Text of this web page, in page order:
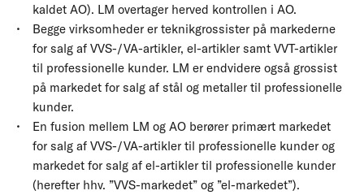
kaldet AO). LM overtager herved kontrollen i AO.
Begge virksomheder er teknikgrossister på markederne
for salg af VVS-/VA-artikler, el-artikler samt VVT-artikler
til professionelle kunder. LM er endvidere også grossist
på markedet for salg af stål og metaller til professionelle
kunder.
En fusion mellem LM og AO berører primært markedet
for salg af VVS-/VA-artikler til professionelle kunder og
markedet for salg af el-artikler til professionelle kunder
(herefter hhv. ”VVS-markedet” og ”el-markedet”).